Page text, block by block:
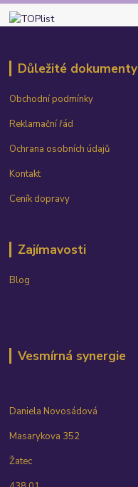
Důležité dokumenty
Obchodní podmínky
Reklamační řád
Ochrana osobních údajů
Kontakt
Ceník dopravy
Zajímavosti
Blog
Vesmírná synergie
Daniela Novosádová
Masarykova 352
Žatec